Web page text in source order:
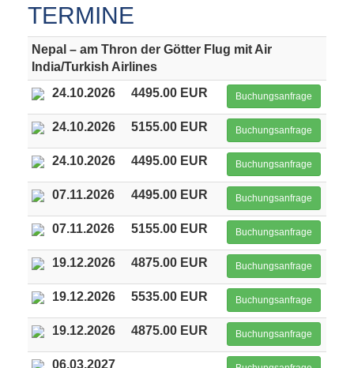
TERMINE
Nepal – am Thron der Götter Flug mit Air
India/Turkish Airlines
24.10.2026
4495.00 EUR Buchungsanfrage
24.10.2026 5155.00 EUR Buchungsanfrage
24.10.2026 4495.00 EUR Buchungsanfrage
07.11.2026 4495.00 EUR Buchungsanfrage
07.11.2026 5155.00 EUR Buchungsanfrage
19.12.2026 4875.00 EUR Buchungsanfrage
19.12.2026 5535.00 EUR Buchungsanfrage
19.12.2026 4875.00 EUR Buchungsanfrage
06.03.2027